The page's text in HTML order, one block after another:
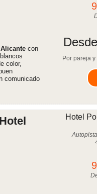
con
color,
comunicado
Por pareja
Hotel